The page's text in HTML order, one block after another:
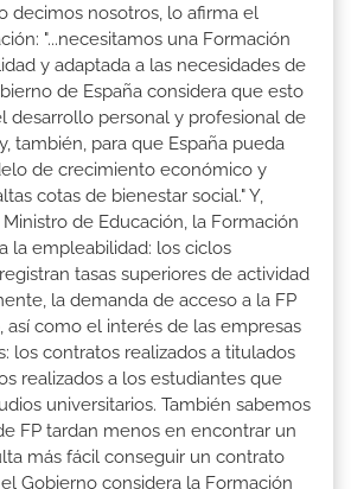
decimos nosotros, lo afirma el
"...necesitamos una Formación
y adaptada a las necesidades de
de España considera que esto
desarrollo personal y profesional de
también, para que España pueda
de crecimiento económico y
cotas de bienestar social." Y,
de Educación, la Formación
la empleabilidad: los ciclos
tasas superiores de actividad
la demanda de acceso a la FP
así como el interés de las empresas
los contratos realizados a titulados
realizados a los estudiantes que
universitarios. También sabemos
FP tardan menos en encontrar un
más fácil conseguir un contrato
Gobierno considera la Formación